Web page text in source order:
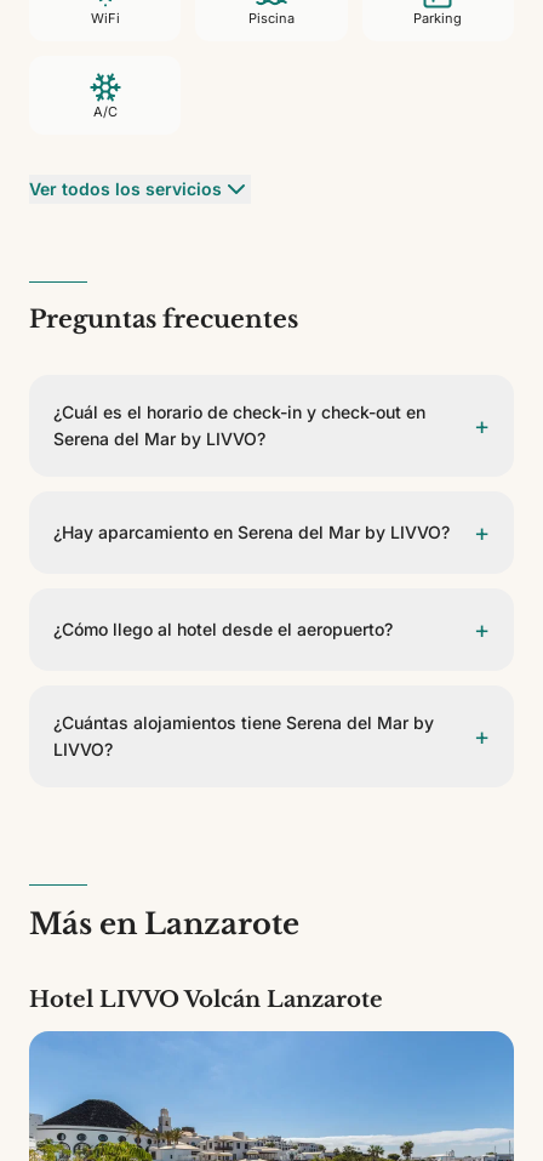
WiFi Piscina Parking
A/C
Ver todos los servicios
Preguntas frecuentes
¿Cuál es el horario de check-in y check-out en
Serena del Mar by LIVVO?
+
¿Hay aparcamiento en Serena del Mar by LIVVO? +
en recepción.
¿Cómo llego al hotel desde el aeropuerto? +
Aeropuerto César Manrique. Se puede llegar en taxi,
transfer privado o coche de alquiler.
¿Cuántas alojamientos tiene Serena del Mar by
LIVVO?
+
Más en Lanzarote
Hotel LIVVO Volcán Lanzarote